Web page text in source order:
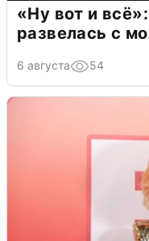
«Ну вот и
развелась с
6 августа 54